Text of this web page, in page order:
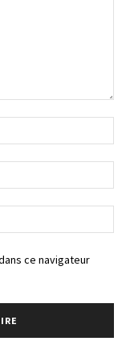
:*
:*
:
ce navigateur